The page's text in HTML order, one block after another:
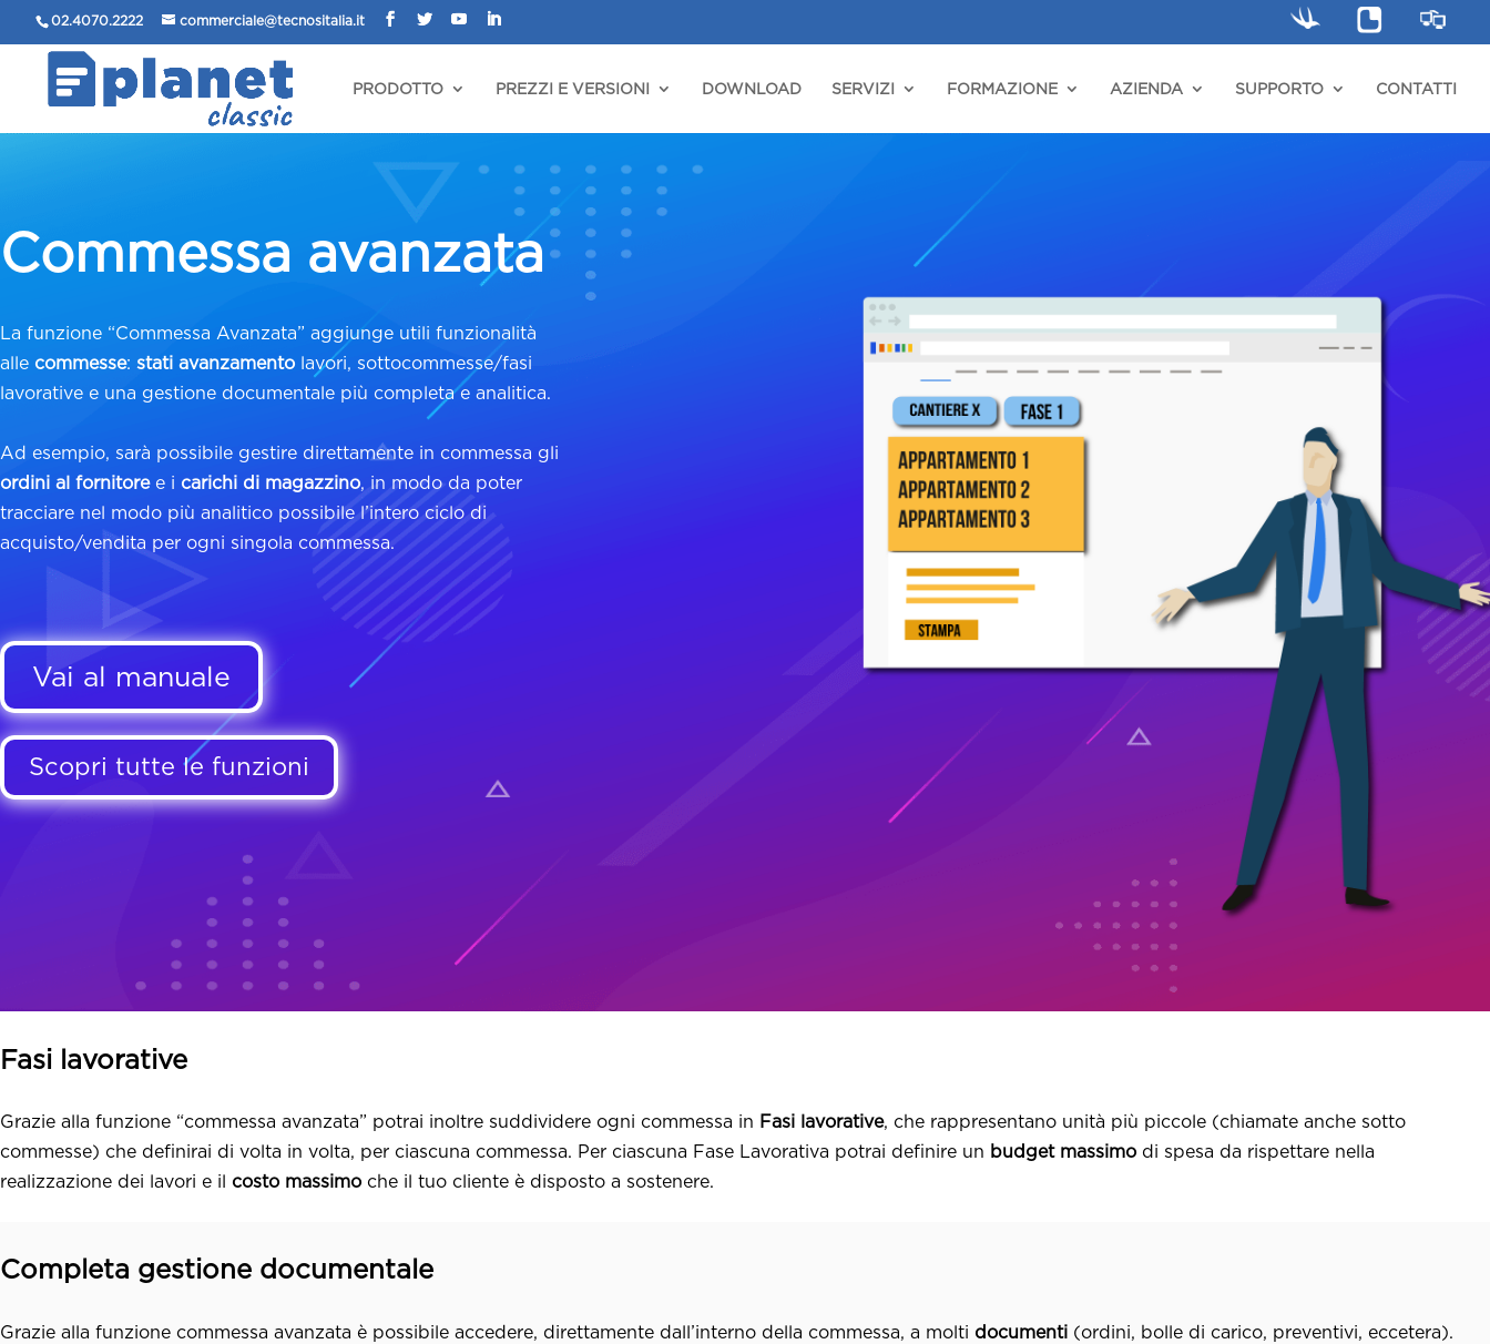
02.4070.2222 commerciale@tecnositalia.it
PRODOTTO PREZZI E VERSIONI DOWNLOAD SERVIZI FORMAZIONE AZIENDA SUPPORTO CONTATTI
Commessa avanzata
La funzione “Commessa Avanzata” aggiunge utili funzionalità
alle commesse: stati avanzamento lavori, sottocommesse/fasi
lavorative e una gestione documentale più completa e analitica.
Ad esempio, sarà possibile gestire direttamente in commessa gli
ordini al fornitoree i carichi di magazzino, in modo da poter
tracciare nel modo più analitico possibile l’intero ciclo di
acquisto/vendita per ogni singola commessa.
Vai al manuale
Scopri tutte le funzioni
Fasi lavorative
Grazie alla funzione “commessa avanzata” potrai inoltre suddividere ogni commessa in Fasi lavorative, che rappresentano unità più piccole (chiamate anche sotto
commesse) che definirai di volta in volta, per ciascuna commessa. Per ciascuna Fase Lavorativa potrai definire un budget massimo di spesa da rispettare nella
realizzazione dei lavori e il costo massimo che il tuo cliente è disposto a sostenere.
Completa gestione documentale
Grazie alla funzione commessa avanzata è possibile accedere, direttamente dall’interno della commessa, a molti documenti (ordini, bolle di carico, preventivi, eccetera).